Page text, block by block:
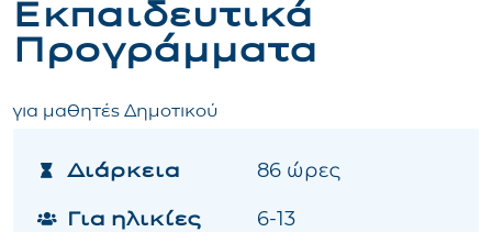
Εκπαιδευτικά
Προγράμματα
για μαθητές Δημοτικού
Διάρκεια
Για ηλικίες
86 ώρες
6-13